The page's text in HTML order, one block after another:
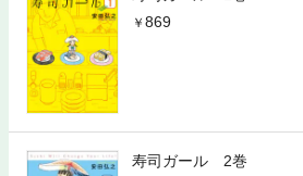
869
寿司ガール 2巻